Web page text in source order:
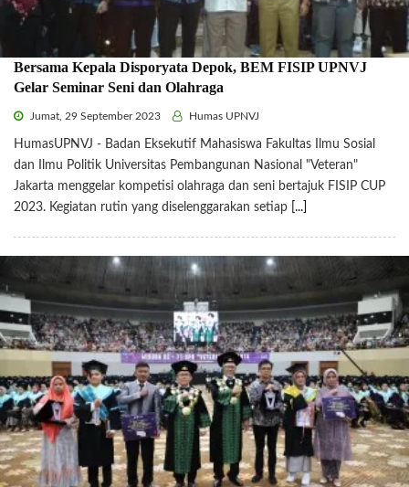
Bersama Kepala Disporyata Depok, BEM FISIP UPNVJ
Gelar Seminar Seni dan Olahraga
Jumat, 29 September 2023 Humas UPNVJ
HumasUPNVJ - Badan Eksekutif Mahasiswa Fakultas Ilmu Sosial
dan Ilmu Politik Universitas Pembangunan Nasional "Veteran"
Jakarta menggelar kompetisi olahraga dan seni bertajuk FISIP CUP
2023. Kegiatan rutin yang diselenggarakan setiap [...]